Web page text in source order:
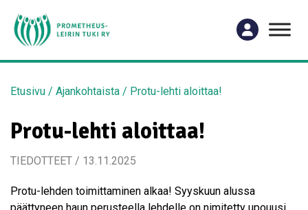
Etusivu / Ajankohtaista / Protu-lehti aloittaa!
Protu-lehti aloittaa!
TIEDOTTEET / 13.11.2025
Protu-lehden toimittaminen alkaa! Syyskuun alussa